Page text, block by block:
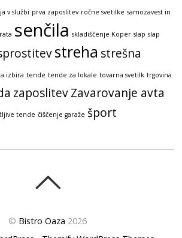
v službi prva zaposlitev ročne svetilke samozavest in
senčila skladiščenje Koper slap slap
streha strešna
izbira tende tende za lokale tovarna svetilk trgovina
zaposlitevZavarovanje avta
tende čiščenje garaže šport
© Bistro Oaza 2026